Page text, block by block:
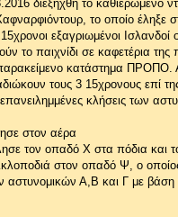
διεξήχθη το καθιερωμένο
το οποίο έληξε
εξαγριωμένοι Ισλανδοί
το παιχνίδι σε καφετέρια
παρακείμενο κατάστημα
τους 3 15χρονους επί
κλήσεις των
στον αέρα
τον οπαδό Χ στα πόδια και
στον οπαδό Ψ, ο
αστυνομικών Α,Β και Γ με